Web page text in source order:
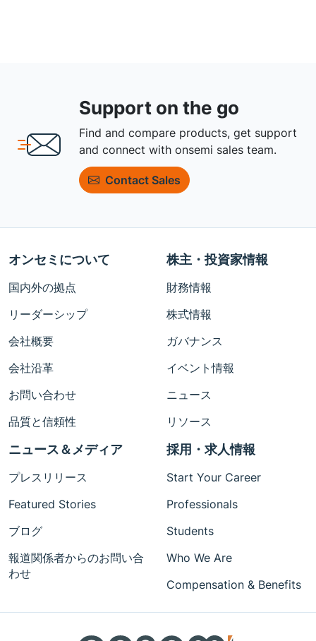
Support on the go
Find and compare products, get support
and connect with onsemi sales team.
Contact Sales
オンセミについて
国内外の拠点
リーダーシップ
会社概要
会社沿革
お問い合わせ
品質と信頼性
株主・投資家情報
財務情報
株式情報
ガバナンス
イベント情報
ニュース
リソース
ニュース＆メディア
プレスリリース
Featured Stories
ブログ
報道関係者からのお問い合
わせ
採用・求人情報
Start Your Career
Professionals
Students
Who We Are
Compensation & Benefits